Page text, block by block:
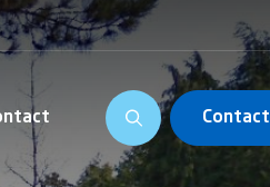
Contact